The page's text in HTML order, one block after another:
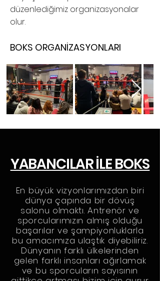
düzenlediğimiz organizasyonalar
olur.
BOKS ORGANİZASYONLARI
YABANCILAR İLE BOKS
En büyük vizyonlarımızdan biri
dünya çapında bir dövüş
salonu olmaktı. Antrenör ve
sporcularımızın almış olduğu
başarılar ve şampiyonluklarla
bu amacımıza ulaştık diyebiliriz.
Dünyanın farklı ülkelerinden
gelen farklı insanları ağırlamak
ve bu sporcuların sayısının